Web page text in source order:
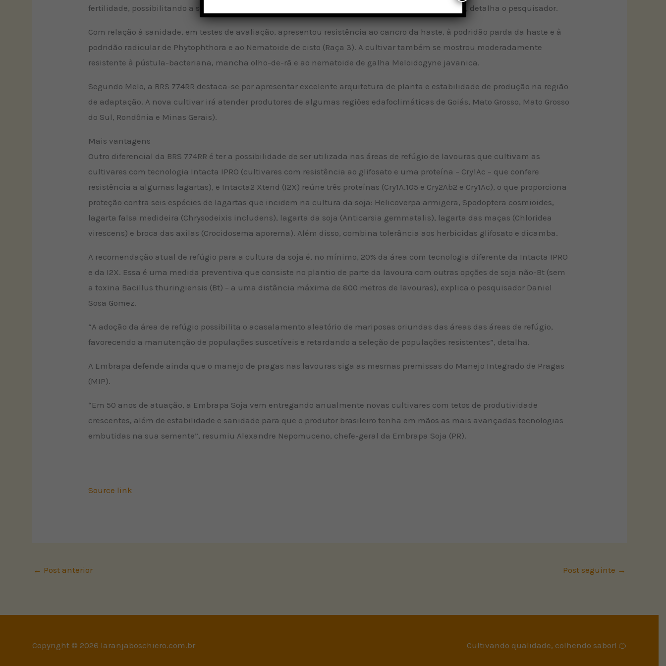
fertilidade, possibilitando a sua inserção no sistema de rotação ou sucessão com outras culturas”, detalha o pesquisador.
Com relação à sanidade, em testes de avaliação, apresentou resistência ao cancro da haste, à podridão parda da haste e à
podridão radicular de Phytophthora e ao Nematoide de cisto (Raça 3). A cultivar também se mostrou moderadamente
resistente à pústula-bacteriana, mancha olho-de-rã e ao nematoide de galha Meloidogyne javanica.
Segundo Melo, a BRS 774RR destaca-se por apresentar excelente arquitetura de planta e estabilidade de produção na região
de adaptação. A nova cultivar irá atender produtores de algumas regiões edafoclimáticas de Goiás, Mato Grosso, Mato Grosso
do Sul, Rondônia e Minas Gerais).
Mais vantagens
Outro diferencial da BRS 774RR é ter a possibilidade de ser utilizada nas áreas de refúgio de lavouras que cultivam as
cultivares com tecnologia Intacta IPRO (cultivares com resistência ao glifosato e uma proteína – Cry1Ac – que confere
resistência a algumas lagartas), e Intacta2 Xtend (I2X) reúne três proteínas (Cry1A.105 e Cry2Ab2 e Cry1Ac), o que proporciona
proteção contra seis espécies de lagartas que incidem na cultura da soja: Helicoverpa armigera, Spodoptera cosmioides,
lagarta falsa medideira (Chrysodeixis includens), lagarta da soja (Anticarsia gemmatalis), lagarta das maças (Chloridea
virescens) e broca das axilas (Crocidosema aporema). Além disso, combina tolerância aos herbicidas glifosato e dicamba.
A recomendação atual de refúgio para a cultura da soja é, no mínimo, 20% da área com tecnologia diferente da Intacta IPRO
e da I2X. Essa é uma medida preventiva que consiste no plantio de parte da lavoura com outras opções de soja não-Bt (sem
a toxina Bacillus thuringiensis (Bt) – a uma distância máxima de 800 metros de lavouras), explica o pesquisador Daniel
Sosa Gomez.
“A adoção da área de refúgio possibilita o acasalamento aleatório de mariposas oriundas das áreas das áreas de refúgio,
favorecendo a manutenção de populações suscetíveis e retardando a seleção de populações resistentes”, detalha.
A Embrapa defende ainda que o manejo de pragas nas lavouras siga as mesmas premissas do Manejo Integrado de Pragas
(MIP).
“Em 50 anos de atuação, a Embrapa Soja vem entregando anualmente novas cultivares com tetos de produtividade
crescentes, além de estabilidade e sanidade para que o produtor brasileiro tenha em mãos as mais avançadas tecnologias
embutidas na sua semente”, resumiu Alexandre Nepomuceno, chefe-geral da Embrapa Soja (PR).
Source link
← Post anterior Post seguinte →
Copyright © 2026 laranjaboschiero.com.br Cultivando qualidade, colhendo sabor! 🍊